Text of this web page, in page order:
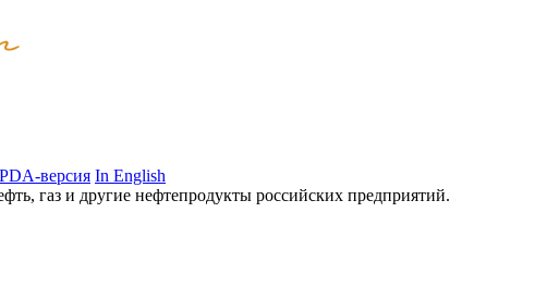
PDA-версия In English
газ и другие нефтепродукты российских предприятий.